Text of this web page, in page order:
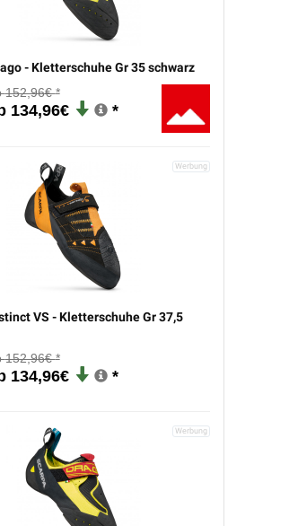
- Kletterschuhe Gr 35 schwarz
152,96€
134,96€
VS - Kletterschuhe Gr 37,5
152,96€
134,96€